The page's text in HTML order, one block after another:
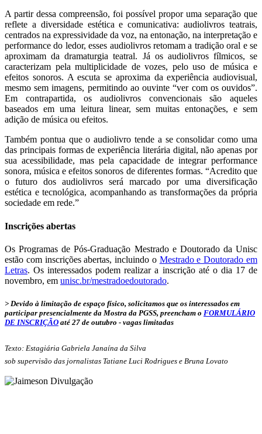
A partir dessa compreensão, foi possível propor uma separação que
reflete a diversidade estética e comunicativa: audiolivros teatrais,
centrados na expressividade da voz, na entonação, na interpretação e
performance do ledor, esses audiolivros retomam a tradição oral e se
aproximam da dramaturgia teatral. Já os audiolivros fílmicos, se
caracterizam pela multiplicidade de vozes, pelo uso de música e
efeitos sonoros. A escuta se aproxima da experiência audiovisual,
mesmo sem imagens, permitindo ao ouvinte “ver com os ouvidos”.
Em contrapartida, os audiolivros convencionais são aqueles
baseados em uma leitura linear, sem muitas entonações, e sem
adição de música ou efeitos.
Também pontua que o audiolivro tende a se consolidar como uma
das principais formas de experiência literária digital, não apenas por
sua acessibilidade, mas pela capacidade de integrar performance
sonora, música e efeitos sonoros de diferentes formas. “Acredito que
o futuro dos audiolivros será marcado por uma diversificação
estética e tecnológica, acompanhando as transformações da própria
sociedade em rede.”
Inscrições abertas
Os Programas de Pós-Graduação Mestrado e Doutorado da Unisc
estão com inscrições abertas, incluindo o Mestrado e Doutorado em
Letras. Os interessados podem realizar a inscrição até o dia 17 de
novembro, em unisc.br/mestradoedoutorado.
> Devido à limitação de espaço físico, solicitamos que os interessados em
participar presencialmente da Mostra da PGSS, preencham o FORMULÁRIO
DE INSCRIÇÃO até 27 de outubro - vagas limitadas
Texto: Estagiária Gabriela Janaína da Silva
sob supervisão das jornalistas Tatiane Luci Rodrigues e Bruna Lovato